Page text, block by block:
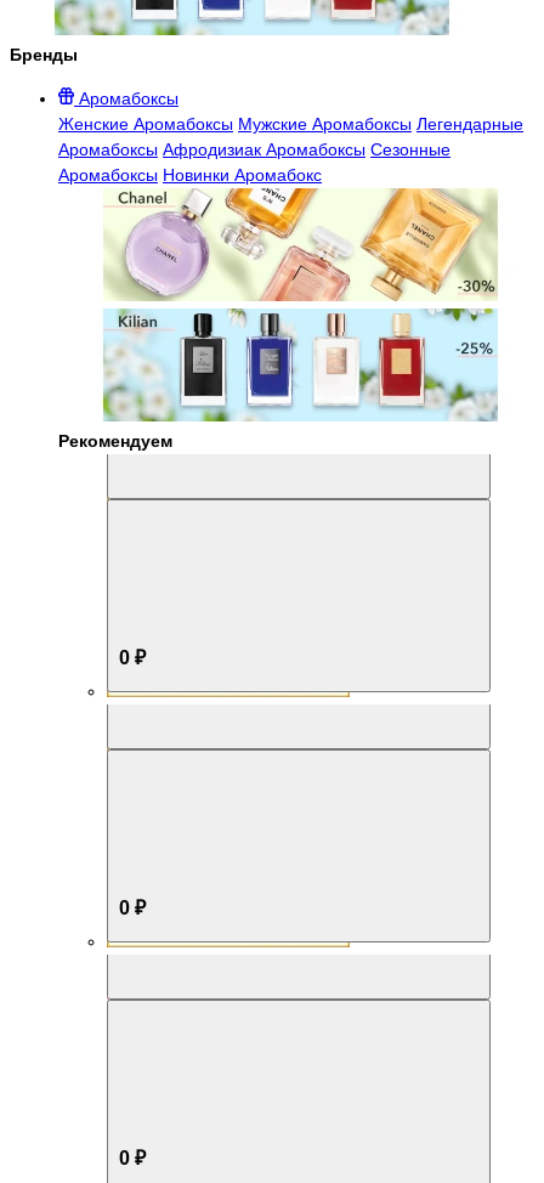
Бренды
Аромабоксы
Женские Аромабоксы Мужские Аромабоксы Легендарные
Аромабоксы Афродизиак Аромабоксы Сезонные
Аромабоксы Новинки Аромабокс
Рекомендуем
0 ₽
0 ₽
0 ₽